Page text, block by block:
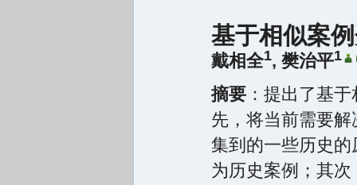
基于相似案
戴相全1, 樊治平1
摘要 ：提出了基
先，将当前需要
集到的一些历史
为历史案例；其